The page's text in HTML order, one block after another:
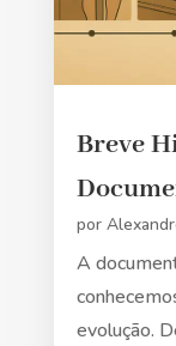
Breve
por
A
evolução.